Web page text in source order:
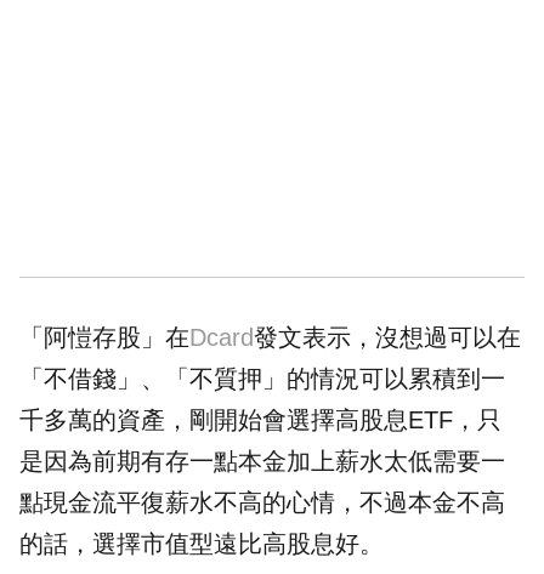
「阿愷存股」在Dcard發文表示，沒想過可以在
「不借錢」、「不質押」的情況可以累積到一
千多萬的資產，剛開始會選擇高股息ETF，只
是因為前期有存一點本金加上薪水太低需要一
點現金流平復薪水不高的心情，不過本金不高
的話，選擇市值型遠比高股息好。